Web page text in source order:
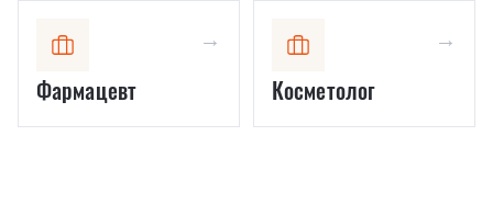
→
Фармацевт
→
Косметолог